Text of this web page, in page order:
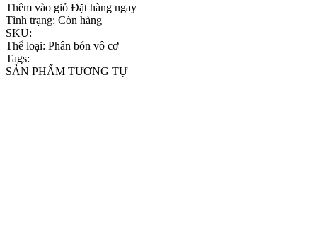
Thêm vào giỏ Đặt hàng ngay
Tình trạng: Còn hàng
SKU:
Thể loại: Phân bón vô cơ
Tags:
SẢN PHẨM TƯƠNG TỰ